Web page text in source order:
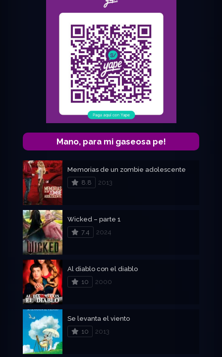
Mano, para mi gaseosa pe!
Memorias de un zombie adolescente
8.8
2013
Wicked – parte 1
7.4
2024
Al diablo con el diablo
10
2000
Se levanta el viento
10
2013